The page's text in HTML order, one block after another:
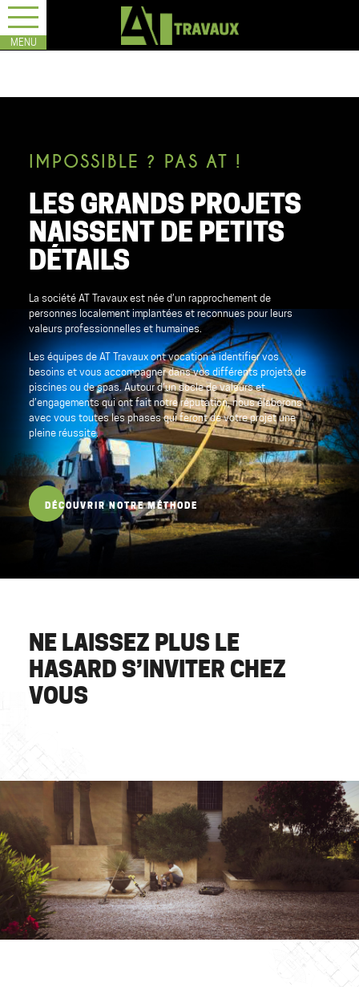
IMPOSSIBLE ? PAS AT !
LES GRANDS PROJETS
NAISSENT DE PETITS
DÉTAILS
La société AT Travaux est née d’un rapprochement de
personnes localement implantées et reconnues pour leurs
valeurs professionnelles et humaines.
Les équipes de AT Travaux ont vocation à identifier vos
besoins et vous accompagner dans vos différents projets de
piscines ou de spas. Autour d’un socle de valeurs et
d’engagements qui ont fait notre réputation, nous élaborons
avec vous toutes les phases qui feront de votre projet une
pleine réussite.
DÉCOUVRIR NOTRE MÉTHODE
NE LAISSEZ PLUS LE
HASARD S’INVITER CHEZ
VOUS